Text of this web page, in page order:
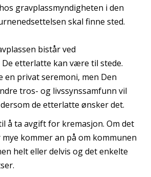
gravplassmyndigheten i den
skal finne sted.
bistår ved
etterlatte kan være til stede.
en privat seremoni, men Den
tros- og livssynssamfunn vil
de etterlatte ønsker det.
å ta avgift for kremasjon. Om det
kommer an på om kommunen
helt eller delvis og det enkelte